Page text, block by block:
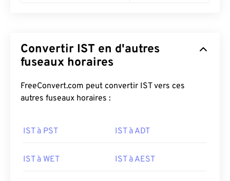
Convertir IST en d'autres
fuseaux horaires
FreeConvert.com peut convertir IST vers ces
autres fuseaux horaires :
IST à PST IST à ADT
IST à WET IST à AEST